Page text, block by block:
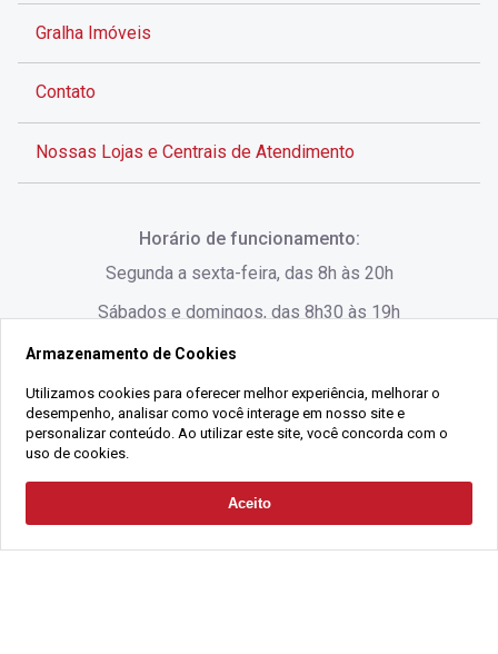
Solicitar Contato
Gralha Imóveis
Contato
Nossas Lojas e Centrais de Atendimento
Rua Lauro Linhares, 1080 - Trindade, Florianópolis -
SC
(48) 3220-1045
Alameda César Nascimento, 549, Salas 1, 2 e 3 -
Jurerê, - Florianópolis - SC
Horário de funcionamento:
Segunda a sexta-feira, das 8h às 20h
Sábados e domingos, das 8h30 às 19h
2021 Copyright - Gralha Imóveis CRECI 008060/O - Todos os direitos
CNPJ:18.091.083/0001-37
Armazenamento de Cookies
Utilizamos cookies para oferecer melhor experiência, melhorar o
desempenho, analisar como você interage em nosso site e
personalizar conteúdo. Ao utilizar este site, você concorda com o
uso de cookies.
Aceito